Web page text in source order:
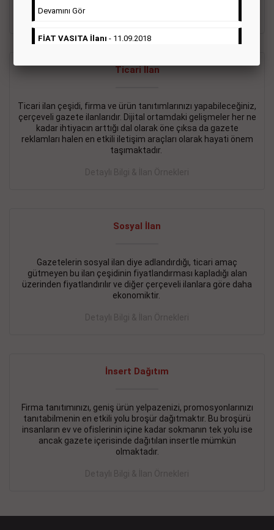
Ticari İlan
Ticari ilan çeşidi, firma ve ürün tanıtımlarınızı yapabileceğiniz,
çerçeveli gazete ilanlarıdır. Dijital ortamdaki gelişmeler her ne
kadar ihtiyacın arttığı dal olarak öne çıksa da gazete
reklamları halen en etkili iletişim araçları olarak hayati önem
taşımaktadır.
Detaylı Bilgi & İlan Örnekleri
Sosyal İlan
Gazetelerin sosyal ilan diye adlandırdığı, ticari amaç
gütmeyen bu ilan çeşidinin fiyatlandırması kapladığı alan
üzerinden fiyatlandırılır ve diğer çerçeveli ilanlara göre daha
ekonomiktir.
Detaylı Bilgi & İlan Örnekleri
İnsert Dağıtım
Firma tanıtımınızı, geniş ürün yelpazenizi, promosyonlarınızı
tanıtabilmenin en etkili yolu broşür dağıtmaktır. Bu broşürü
insanların ev ve ofislerinin içine kadar sokmanın tek yolu ise
ancak gazete içerisinde dağıtılan insertle mümkün
olmaktadır.
Detaylı Bilgi & İlan Örnekleri
Devamını Gör
FİAT VASITA İlanı - 11.09.2018
2.800.000e kurumsal mağaza.
BAKIRKÖY SATILIK İlanı- 11.09.2018
KARTALTEPEde kelepir 2+ 1 satılık daire
İŞYERİ KİRALIK İlanı- 11.09.2018
BEYLİKDÜZÜ Kavaklıda 4 katlı bina
DEVREMÜLK KİRALIK İlanı- 11.09.2018
SİNYE Tekstile Şoförlüğü olan 35 yaşını aşmamış, Depo
elemanı alınacaktır. Osmanbey, Şişli